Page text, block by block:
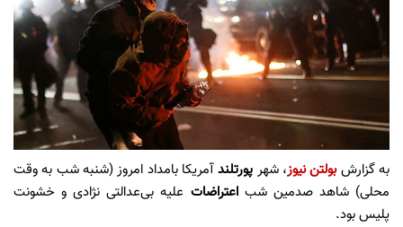
به گزارشبولتن نیوز، شهر پورتلندآمریکا بامداد امروز (شنبه شب به وقت
محلی) شاهد صدمین شباعتراضات علیه بی‌عدالتی نژادی و خشونت
پلیس بود.